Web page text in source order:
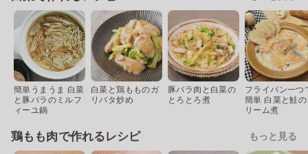
簡単うまうま 白菜
と豚バラのミルフ
ィーユ鍋
白菜と鶏もものガ
リバタ炒め
豚バラ肉と白菜の
とろとろ煮
フライパン一つ
簡単 白菜と鮭
リーム煮
鶏もも肉で作れるレシピ もっと見る